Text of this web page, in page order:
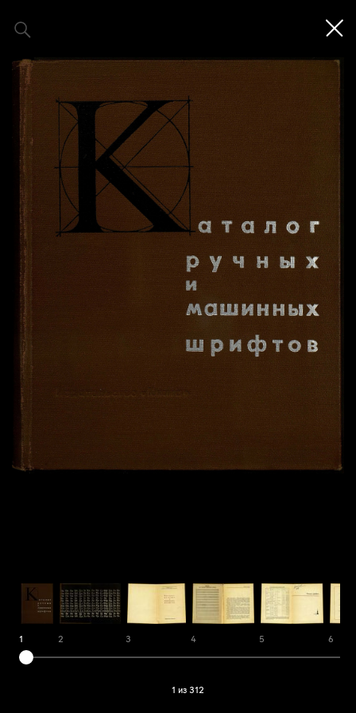
1 2 3 4 5 6
1 из 312